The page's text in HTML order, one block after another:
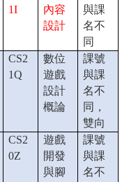
1I
內容
設計
與課
名不
同
CS2
1Q
數位
遊戲
設計
概論
課號
與課
名不
同，
雙向
CS2
0Z
遊戲
開發
與腳
課號
與課
名不